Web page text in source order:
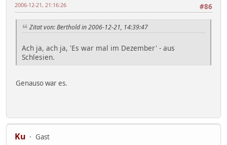
#86
2006-12-21, 21:16:26
Zitat von: Berthold in 2006-12-21, 14:39:47
Ach ja, ach ja, 'Es war mal im Dezember' - aus
Schlesien.
Genauso war es.
Ku
Gast